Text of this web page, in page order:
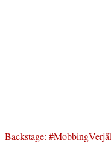
Backstage: